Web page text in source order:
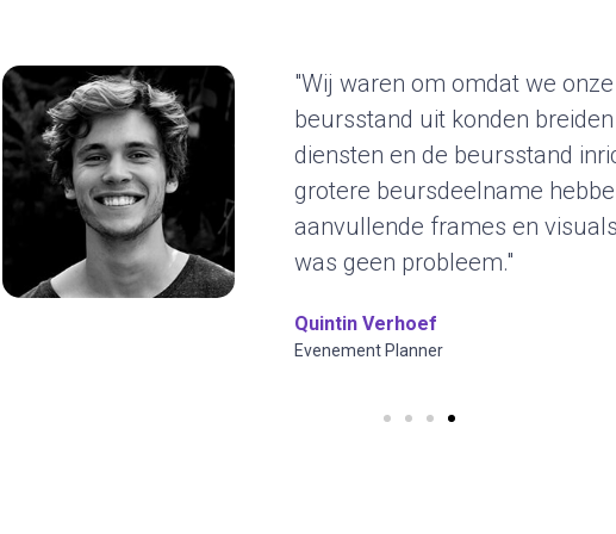
"Wij waren om omdat we
beursstand uit konden
diensten en de beursstand
grotere beursdeelname
aanvullende frames en
was geen probleem."
Quintin Verhoef
Evenement Planner